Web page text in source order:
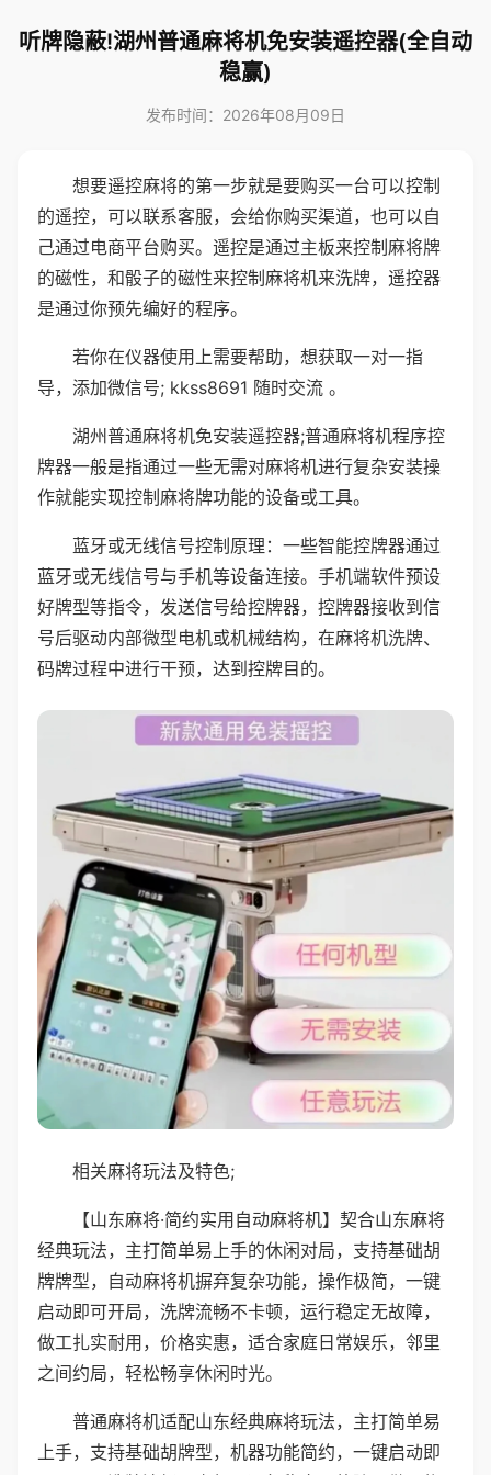
听牌隐蔽!湖州普通麻将机免安装遥控器(全自动
稳赢)
发布时间：2026年08月09日
想要遥控麻将的第一步就是要购买一台可以控制
的遥控，可以联系客服，会给你购买渠道，也可以自
己通过电商平台购买。遥控是通过主板来控制麻将牌
的磁性，和骰子的磁性来控制麻将机来洗牌，遥控器
是通过你预先编好的程序。
若你在仪器使用上需要帮助，想获取一对一指
导，添加微信号; kkss8691 随时交流 。
湖州普通麻将机免安装遥控器;普通麻将机程序控
牌器一般是指通过一些无需对麻将机进行复杂安装操
作就能实现控制麻将牌功能的设备或工具。
蓝牙或无线信号控制原理：一些智能控牌器通过
蓝牙或无线信号与手机等设备连接。手机端软件预设
好牌型等指令，发送信号给控牌器，控牌器接收到信
号后驱动内部微型电机或机械结构，在麻将机洗牌、
码牌过程中进行干预，达到控牌目的。
相关麻将玩法及特色;
【山东麻将·简约实用自动麻将机】契合山东麻将
经典玩法，主打简单易上手的休闲对局，支持基础胡
牌牌型，自动麻将机摒弃复杂功能，操作极简，一键
启动即可开局，洗牌流畅不卡顿，运行稳定无故障，
做工扎实耐用，价格实惠，适合家庭日常娱乐，邻里
之间约局，轻松畅享休闲时光。
普通麻将机适配山东经典麻将玩法，主打简单易
上手，支持基础胡牌型，机器功能简约，一键启动即